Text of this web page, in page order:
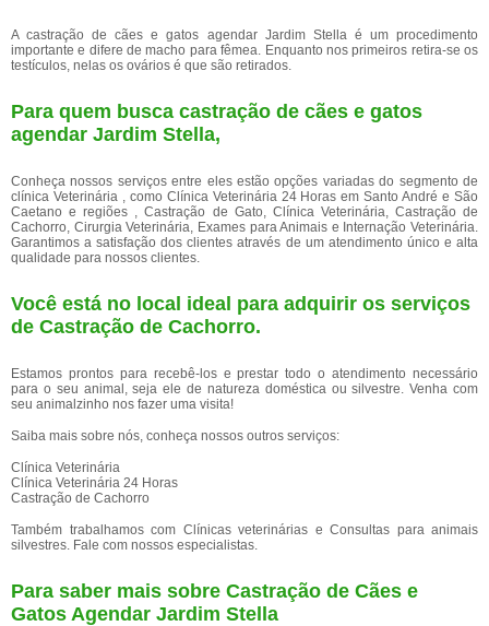
A castração de cães e gatos agendar Jardim Stella é um procedimento
importante e difere de macho para fêmea. Enquanto nos primeiros retira-se os
testículos, nelas os ovários é que são retirados.
Para quem busca castração de cães e gatos
agendar Jardim Stella,
Conheça nossos serviços entre eles estão opções variadas do segmento de
clínica Veterinária , como Clínica Veterinária 24 Horas em Santo André e São
Caetano e regiões , Castração de Gato, Clínica Veterinária, Castração de
Cachorro, Cirurgia Veterinária, Exames para Animais e Internação Veterinária.
Garantimos a satisfação dos clientes através de um atendimento único e alta
qualidade para nossos clientes.
Você está no local ideal para adquirir os serviços
de Castração de Cachorro.
Estamos prontos para recebê-los e prestar todo o atendimento necessário
para o seu animal, seja ele de natureza doméstica ou silvestre. Venha com
seu animalzinho nos fazer uma visita!
Saiba mais sobre nós, conheça nossos outros serviços:
Clínica Veterinária
Clínica Veterinária 24 Horas
Castração de Cachorro
Também trabalhamos com Clínicas veterinárias e Consultas para animais
silvestres. Fale com nossos especialistas.
Para saber mais sobre Castração de Cães e
Gatos Agendar Jardim Stella